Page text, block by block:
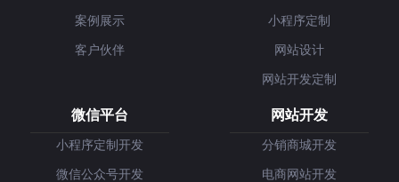
案例展示
客户伙伴
小程序定制
网站设计
网站开发定制
微信平台
小程序定制开发
微信公众号开发
网站开发
分销商城开发
电商网站开发